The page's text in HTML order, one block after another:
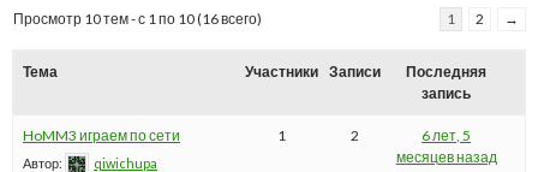
Просмотр 10 тем - с 1 по 10 (16 всего) 1 2 →
Тема Участники Записи
Последняя
запись
HoMM3 играем по сети
Автор: qiwichupa
1 2
6 лет, 5
месяцев назад